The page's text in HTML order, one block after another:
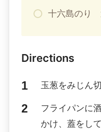
十六島のり
Directions
玉葱をみじん
フライパンに
かけ、蓋をし